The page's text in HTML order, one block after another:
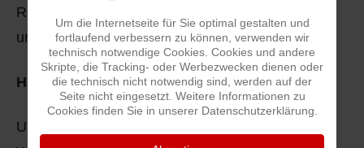
Rechtsverletzungen werden wir diese Inhalte
umgehend entfernen.
Haftung für Links
Unser Angebot enthält Links zu externen
Um die Internetseite für Sie optimal gestalten und
fortlaufend verbessern zu können, verwenden wir
technisch notwendige Cookies. Cookies und andere
Skripte, die Tracking- oder Werbezwecken dienen oder
die technisch nicht notwendig sind, werden auf der
Seite nicht eingesetzt. Weitere Informationen zu
Cookies finden Sie in unserer Datenschutzerklärung.